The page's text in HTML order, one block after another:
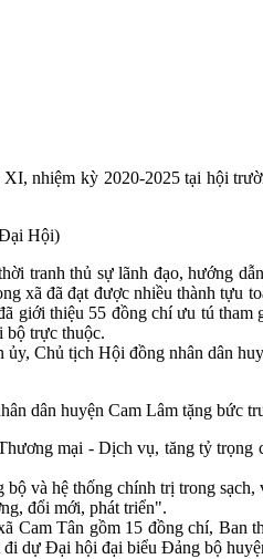
nhiệm kỳ 2020-2025 tại hội
Hội)
tranh thủ sự lãnh đạo, hướng
xã đã đạt được nhiều thành
thiệu 55 đồng chí ưu tú
bộ trực thuộc.
Chủ tịch Hội đồng nhân dân
dân huyện Cam Lâm tặng bức
mại - Dịch vụ, tăng tỷ trọng
và hệ thống chính trị trong
đổi mới, phát triển".
Cam Tân gồm 15 đồng chí,
dự Đại hội đại biểu Đảng bộ